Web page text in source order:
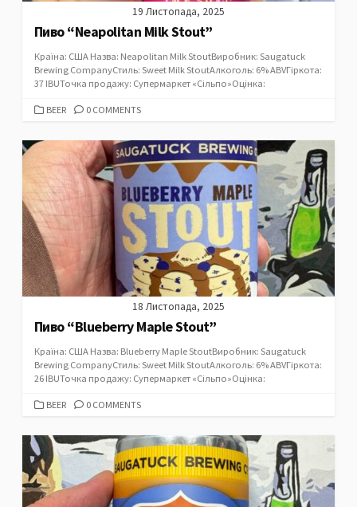
19 Листопада, 2025
Пиво “Neapolitan Milk Stout”
Країна: США Назва: Neapolitan Milk StoutВиробник: Saugatuck
Brewing CompanyСтиль: Sweet Milk StoutАлкоголь: 6% ABVГіркота:
37 IBUТочка продажу: Супермаркет «Сільпо»Оцінка:
CATEGORIES
BEER 0 COMMENTS
18 Листопада, 2025
Пиво “Blueberry Maple Stout”
Країна: США Назва: Blueberry Maple StoutВиробник: Saugatuck
Brewing CompanyСтиль: Sweet Milk StoutАлкоголь: 6% ABVГіркота:
26 IBUТочка продажу: Супермаркет «Сільпо»Оцінка:
CATEGORIES
BEER 0 COMMENTS